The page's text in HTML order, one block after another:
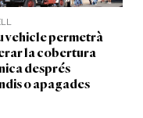
vehicle permetrà
la cobertura
després
o apagades